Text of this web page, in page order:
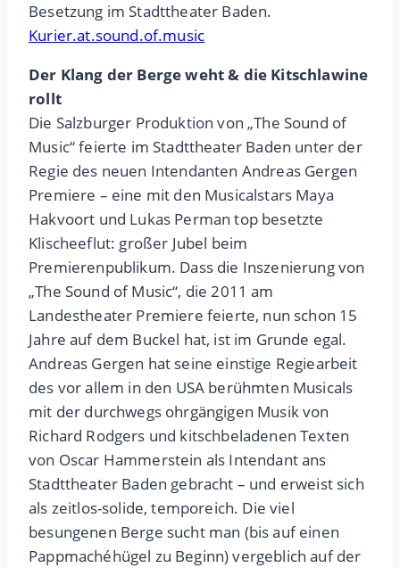
Besetzung im Stadttheater Baden.
Kurier.at.sound.of.music
Der Klang der Berge weht & die Kitschlawine
rollt
Die Salzburger Produktion von „The Sound of
Music“ feierte im Stadttheater Baden unter der
Regie des neuen Intendanten Andreas Gergen
Premiere – eine mit den Musicalstars Maya
Hakvoort und Lukas Perman top besetzte
Klischeeflut: großer Jubel beim
Premierenpublikum. Dass die Inszenierung von
„The Sound of Music“, die 2011 am
Landestheater Premiere feierte, nun schon 15
Jahre auf dem Buckel hat, ist im Grunde egal.
Andreas Gergen hat seine einstige Regiearbeit
des vor allem in den USA berühmten Musicals
mit der durchwegs ohrgängigen Musik von
Richard Rodgers und kitschbeladenen Texten
von Oscar Hammerstein als Intendant ans
Stadttheater Baden gebracht – und erweist sich
als zeitlos-solide, temporeich. Die viel
besungenen Berge sucht man (bis auf einen
Pappmachéhügel zu Beginn) vergeblich auf der